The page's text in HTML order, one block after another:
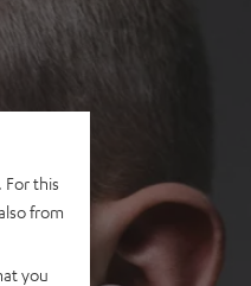
this
from
you